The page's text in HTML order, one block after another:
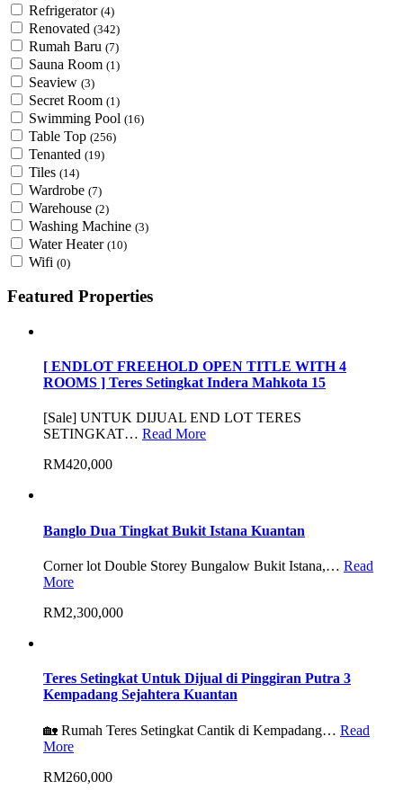
Refrigerator (4)
Renovated (342)
Rumah Baru (7)
Sauna Room (1)
Seaview (3)
Secret Room (1)
Swimming Pool (16)
Table Top (256)
Tenanted (19)
Tiles (14)
Wardrobe (7)
Warehouse (2)
Washing Machine (3)
Water Heater (10)
Wifi (0)
Featured Properties
[ ENDLOT FREEHOLD OPEN TITLE WITH 4
ROOMS ] Teres Setingkat Indera Mahkota 15
[Sale] UNTUK DIJUAL END LOT TERES
SETINGKAT… Read More
RM420,000
Banglo Dua Tingkat Bukit Istana Kuantan
Corner lot Double Storey Bungalow Bukit Istana,… Read
More
RM2,300,000
Teres Setingkat Untuk Dijual di Pinggiran Putra 3
Kempadang Sejahtera Kuantan
🏡 Rumah Teres Setingkat Cantik di Kempadang… Read
More
RM260,000